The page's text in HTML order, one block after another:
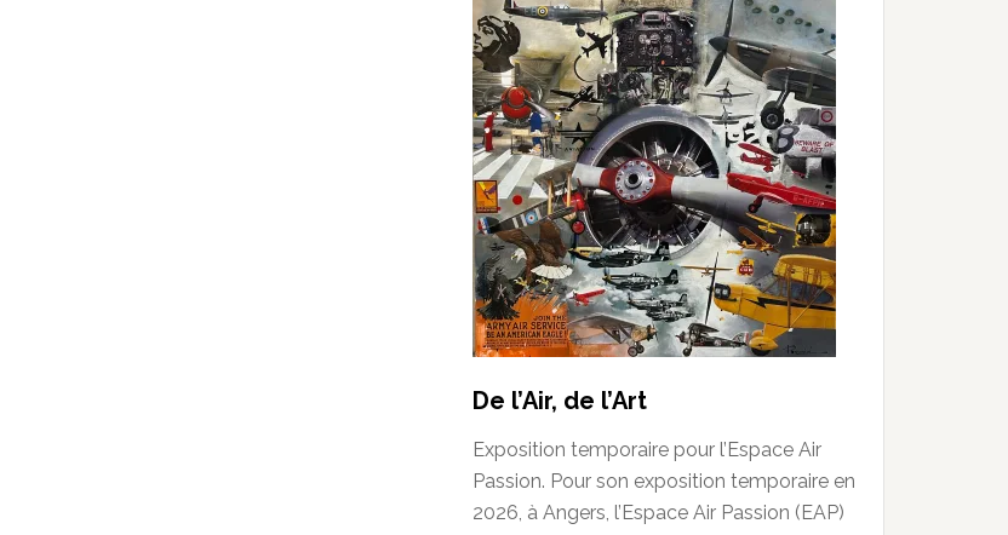
De l’Air, de l’Art
Exposition temporaire pour l’Espace Air
Passion. Pour son exposition temporaire en
2026, à Angers, l’Espace Air Passion (EAP)